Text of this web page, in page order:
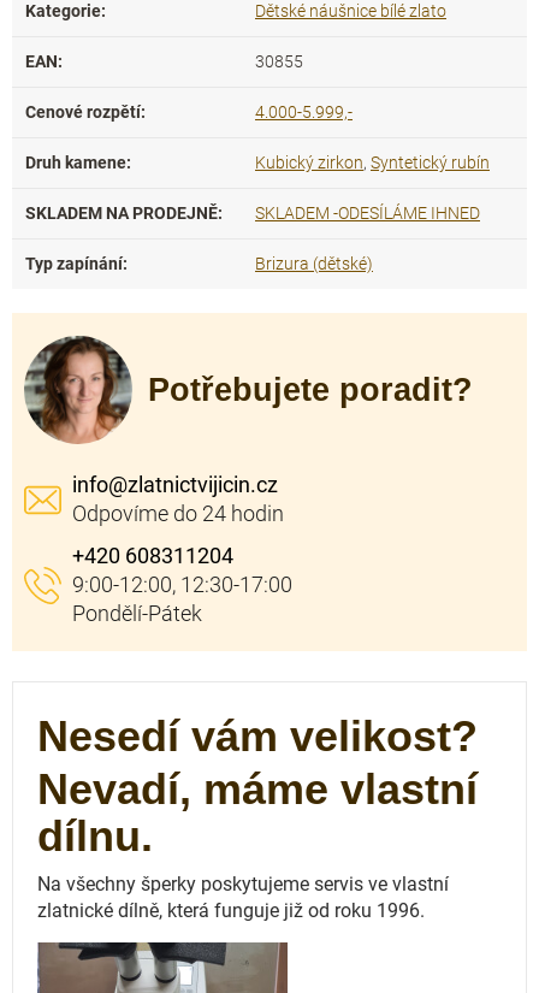
Kategorie: Dětské náušnice bílé zlato
EAN: 30855
Cenové rozpětí: 4.000-5.999,-
Druh kamene: Kubický zirkon, Syntetický rubín
SKLADEM NA PRODEJNĚ: SKLADEM -ODESÍLÁME IHNED
Typ zapínání: Brizura (dětské)
Potřebujete poradit?
info@zlatnictvijicin.cz
+420 608311204
Nesedí vám velikost?
Nevadí, máme vlastní
dílnu.
Na všechny šperky poskytujeme servis ve vlastní
zlatnické dílně, která funguje již od roku 1996.